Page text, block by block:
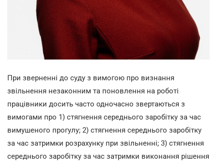
При зверненні до суду з вимогою про визнання
звільнення незаконним та поновлення на роботі
працівники досить часто одночасно звертаються з
вимогами про 1) стягнення середнього заробітку за час
вимушеного прогулу; 2) стягнення середнього заробітку
за час затримки розрахунку при звільненні; 3) стягнення
середнього заробітку за час затримки виконання рішення